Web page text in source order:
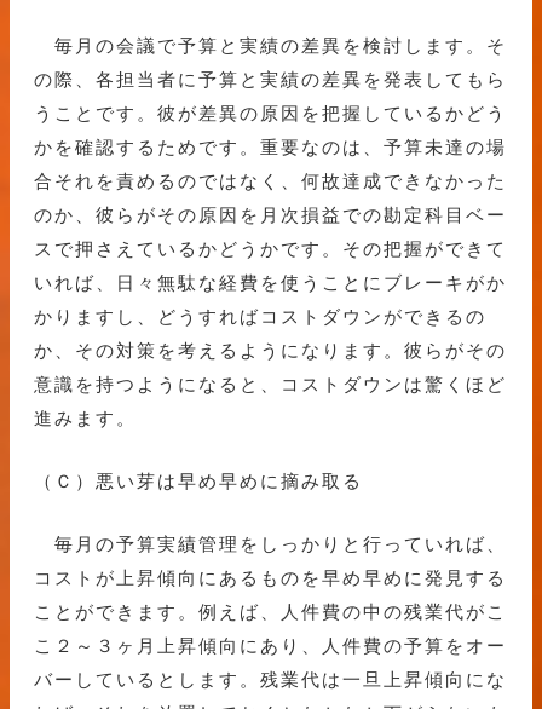
毎月の会議で予算と実績の差異を検討します。そ
の際、各担当者に予算と実績の差異を発表してもら
うことです。彼が差異の原因を把握しているかどう
かを確認するためです。重要なのは、予算未達の場
合それを責めるのではなく、何故達成できなかった
のか、彼らがその原因を月次損益での勘定科目ベー
スで押さえているかどうかです。その把握ができて
いれば、日々無駄な経費を使うことにブレーキがか
かりますし、どうすればコストダウンができるの
か、その対策を考えるようになります。彼らがその
意識を持つようになると、コストダウンは驚くほど
進みます。
（Ｃ）悪い芽は早め早めに摘み取る
毎月の予算実績管理をしっかりと行っていれば、
コストが上昇傾向にあるものを早め早めに発見する
ことができます。例えば、人件費の中の残業代がこ
こ２～３ヶ月上昇傾向にあり、人件費の予算をオー
バーしているとします。残業代は一旦上昇傾向にな